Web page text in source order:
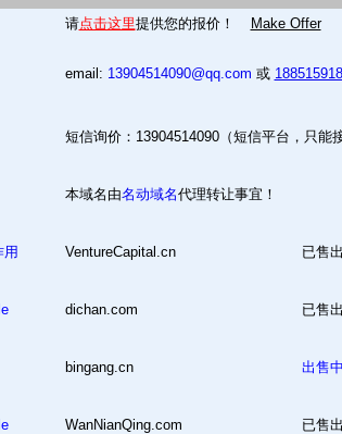
请点击这里提供您的报价！ Make Offer
email: 13904514090@qq.com 或
短信询价：13904514090（短信平台，只能
本域名由名动域名代理转让事宜！
VentureCapital.cn 已售出
dichan.com 已售出
bingang.cn 出售中
WanNianQing.com 已售出